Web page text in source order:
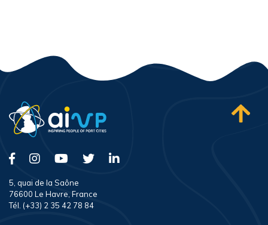
5, quai de la Saône
76600 Le Havre, France
Tél. (+33) 2 35 42 78 84